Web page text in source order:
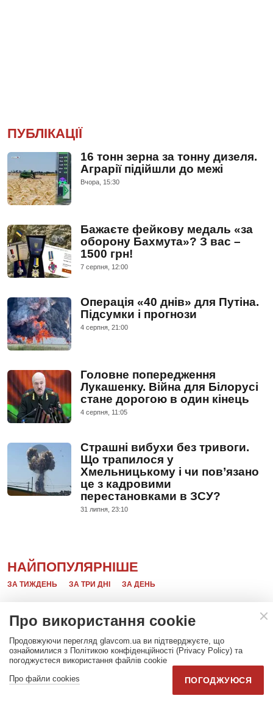
ПУБЛІКАЦІЇ
16 тонн зерна за тонну дизеля.
Аграрії підійшли до межі
Вчора, 15:30
Бажаєте фейкову медаль «за
оборону Бахмута»? З вас –
1500 грн!
7 серпня, 12:00
Операція «40 днів» для Путіна.
Підсумки і прогнози
4 серпня, 21:00
Головне попередження
Лукашенку. Війна для Білорусі
стане дорогою в один кінець
4 серпня, 11:05
Страшні вибухи без тривоги.
Що трапилося у
Хмельницькому і чи пов’язано
це з кадровими
перестановками в ЗСУ?
31 липня, 23:10
НАЙПОПУЛЯРНІШЕ
ЗА ТИЖДЕНЬ ЗА ТРИ ДНІ ЗА ДЕНЬ
360K
Онлайн-карта бойових дій в Україні
на 9 серпня: ситуація на фронті
146K
Карта повітряних тривог України
онлайн 9 серпня 2026
Про використання cookie
Продовжуючи перегляд glavcom.ua ви підтверджуєте, що
ознайомилися з Політикою конфіденційності (Privacy Policy) та
погоджуєтеся використання файлів cookie
Про файли cookies
ПОГОДЖУЮСЯ